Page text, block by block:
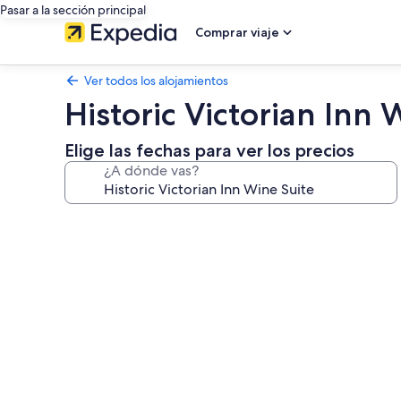
Pasar a la sección principal
Comprar viaje
Ver todos los alojamientos
Historic Victorian Inn
Elige las fechas para ver los precios
¿A dónde vas?